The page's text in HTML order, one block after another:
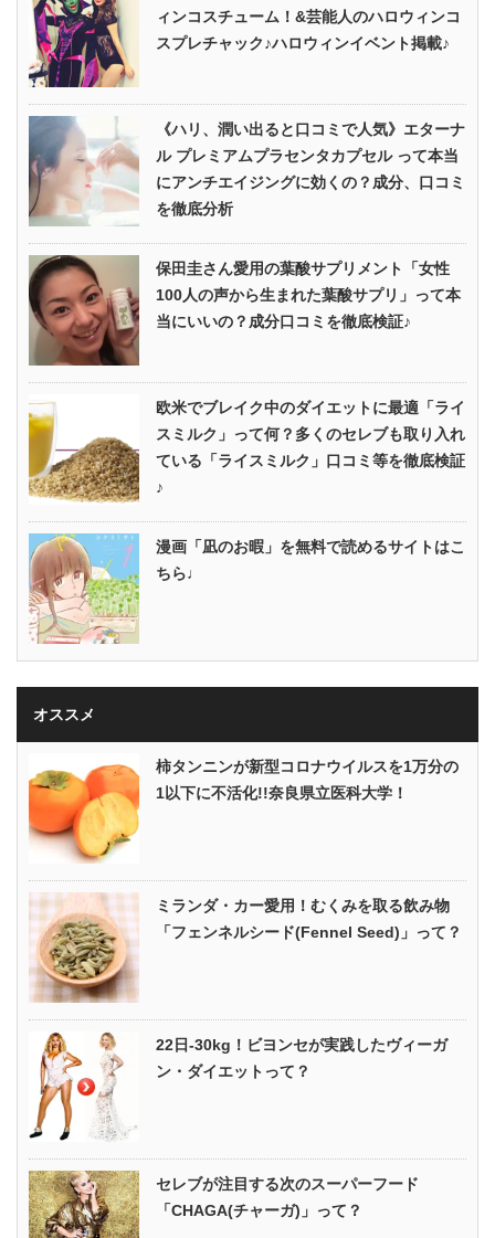
ィンコスチューム！&芸能人のハロウィンコ
スプレチャック♪ハロウィンイベント掲載♪
《ハリ、潤い出ると口コミで人気》エターナ
ル プレミアムプラセンタカプセル って本当
にアンチエイジングに効くの？成分、口コミ
を徹底分析
保田圭さん愛用の葉酸サプリメント「女性
100人の声から生まれた葉酸サプリ」って本
当にいいの？成分口コミを徹底検証♪
欧米でブレイク中のダイエットに最適「ライ
スミルク」って何？多くのセレブも取り入れ
ている「ライスミルク」口コミ等を徹底検証
♪
漫画「凪のお暇」を無料で読めるサイトはこ
ちら♩
オススメ
柿タンニンが新型コロナウイルスを1万分の
1以下に不活化!!奈良県立医科大学！
ミランダ・カー愛用！むくみを取る飲み物
「フェンネルシード(Fennel Seed)」って？
22日-30kg！ビヨンセが実践したヴィーガ
ン・ダイエットって？
セレブが注目する次のスーパーフード
「CHAGA(チャーガ)」って？